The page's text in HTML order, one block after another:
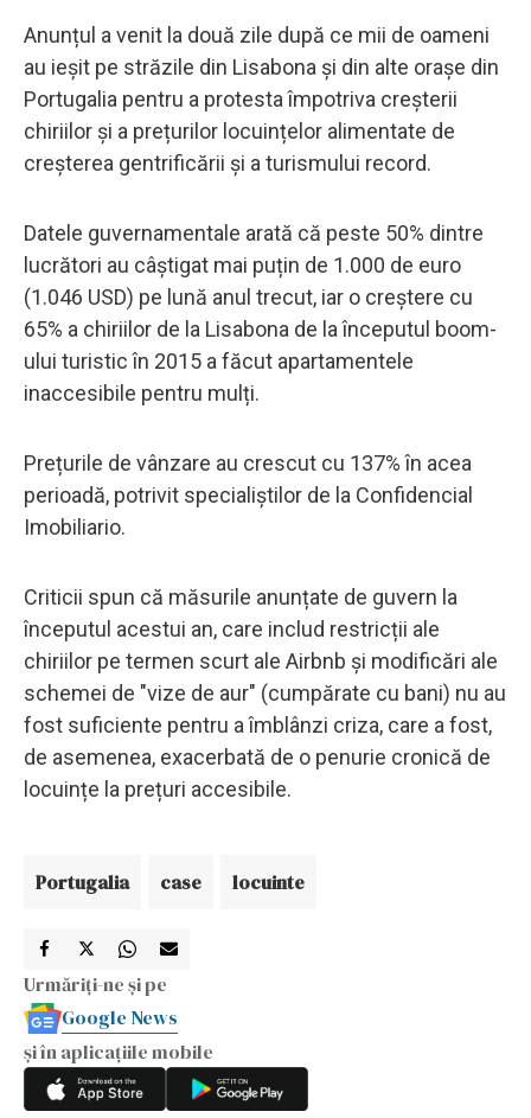
Anunțul a venit la două zile după ce mii de oameni
au ieșit pe străzile din Lisabona și din alte orașe din
Portugalia pentru a protesta împotriva creșterii
chiriilor și a prețurilor locuințelor alimentate de
creșterea gentrificării și a turismului record.
Datele guvernamentale arată că peste 50% dintre
lucrători au câștigat mai puțin de 1.000 de euro
(1.046 USD) pe lună anul trecut, iar o creștere cu
65% a chiriilor de la Lisabona de la începutul boom-
ului turistic în 2015 a făcut apartamentele
inaccesibile pentru mulți.
Prețurile de vânzare au crescut cu 137% în acea
perioadă, potrivit specialiștilor de la Confidencial
Imobiliario.
Criticii spun că măsurile anunțate de guvern la
începutul acestui an, care includ restricții ale
chiriilor pe termen scurt ale Airbnb și modificări ale
schemei de "vize de aur" (cumpărate cu bani) nu au
fost suficiente pentru a îmblânzi criza, care a fost,
de asemenea, exacerbată de o penurie cronică de
locuințe la prețuri accesibile.
Portugalia case locuinte
Urmăriți-ne și pe
Google News
și în aplicațiile mobile